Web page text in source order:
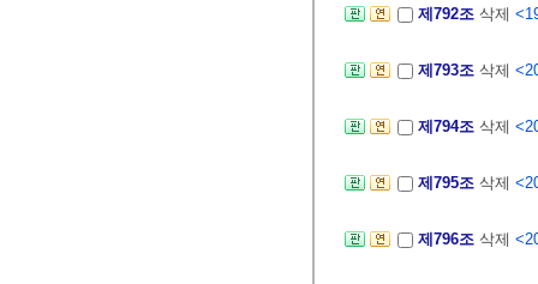
제792조 삭제
제793조 삭제
제794조 삭제
제795조 삭제
제796조 삭제